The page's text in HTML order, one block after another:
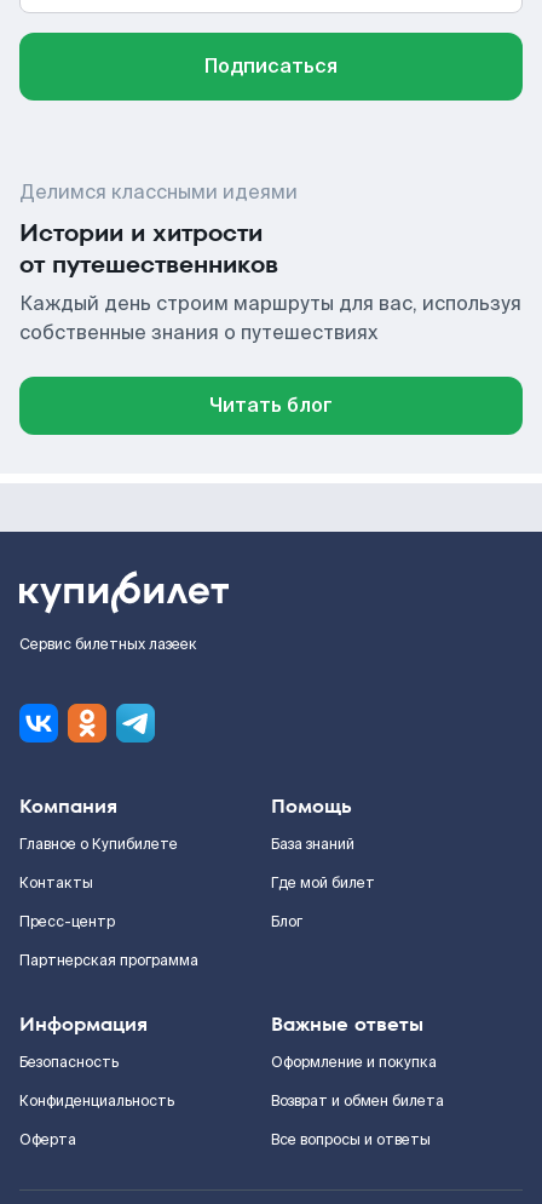
Подписаться
Делимся классными идеями
Истории и хитрости
от путешественников
Каждый день строим маршруты для вас, используя
собственные знания о путешествиях
Читать блог
Сервис билетных лазеек
Компания
Главное о Купибилете
Контакты
Пресс-центр
Партнерская программа
Помощь
База знаний
Где мой билет
Блог
Информация
Безопасность
Конфиденциальность
Оферта
Важные ответы
Оформление и покупка
Возврат и обмен билета
Все вопросы и ответы